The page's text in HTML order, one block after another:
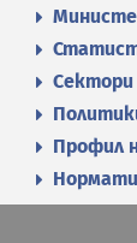
Сектори
Профил